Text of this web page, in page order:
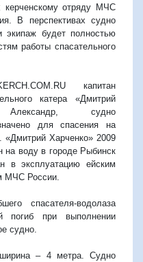
керченскому отряду МЧС
В перспективах судно
экипаж будет полностью
работы спасательного
капитан
катера «Дмитрий
судно
для спасения на
«Дмитрий Харченко» 2009
на воду в городе Рыбинск
в эксплуатацию ейским
МЧС России.
спасателя-водолаза
погиб при выполнении
судно.
– 4 метра. Судно